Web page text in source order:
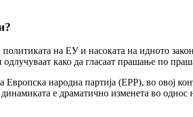
на ЕУ и насоката на идното
како да гласаат прашање по
народна партија (EPP), во овој
е драматично изменета во